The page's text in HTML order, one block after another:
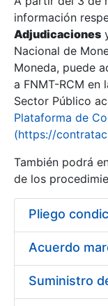
Erakutsi/
Erakutsi/
Erakutsi/
Erakutsi/
información
Adjudicaciones
Nacional de
Moneda, puede
a FNMT-RCM
Sector Público
Plataforma de
(https://
También podrá
de los